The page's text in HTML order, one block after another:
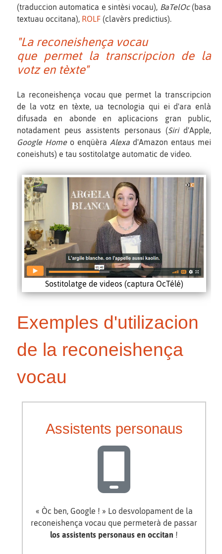
(traduccion automatica e sintèsi vocau), BaTelOc(basa
textuau occitana), ROLF (clavèrs predictius).
"La reconeishença vocau
que permet la transcripcion de la
votz en tèxte"
La reconeishença vocau que permet la transcripcion
de la votz en tèxte, ua tecnologia qui ei d'ara enlà
difusada en abonde en aplicacions gran public,
notadament peus assistents personaus (Sirid'Apple,
Google Homeo enqüèra Alexa d'Amazon entaus mei
coneishuts) e tau sostitolatge automatic de video.
Sostitolatge de videos (captura OcTélé)
Exemples d'utilizacion
de la reconeishença
vocau
Assistents personaus
« Òc ben, Google ! » Lo desvolopament de la
reconeishença vocau que permeterà de passar
los assistents personaus en occitan !